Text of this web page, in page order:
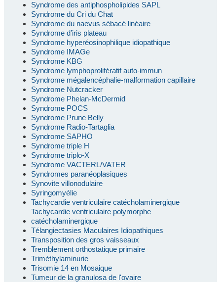
Syndrome des antiphospholipides SAPL
Syndrome du Cri du Chat
Syndrome du naevus sébacé linéaire
Syndrome d’iris plateau
Syndrome hyperéosinophilique idiopathique
Syndrome IMAGe
Syndrome KBG
Syndrome lymphoprolifératif auto-immun
Syndrome mégalencéphalie-malformation capillaire
Syndrome Nutcracker
Syndrome Phelan-McDermid
Syndrome POCS
Syndrome Prune Belly
Syndrome Radio-Tartaglia
Syndrome SAPHO
Syndrome triple H
Syndrome triplo-X
Syndrome VACTERL/VATER
Syndromes paranéoplasiques
Synovite villonodulaire
Syringomyélie
Tachycardie ventriculaire catécholaminergique
Tachycardie ventriculaire polymorphe
catécholaminergique
Télangiectasies Maculaires Idiopathiques
Transposition des gros vaisseaux
Tremblement orthostatique primaire
Triméthylaminurie
Trisomie 14 en Mosaique
Tumeur de la granulosa de l'ovaire